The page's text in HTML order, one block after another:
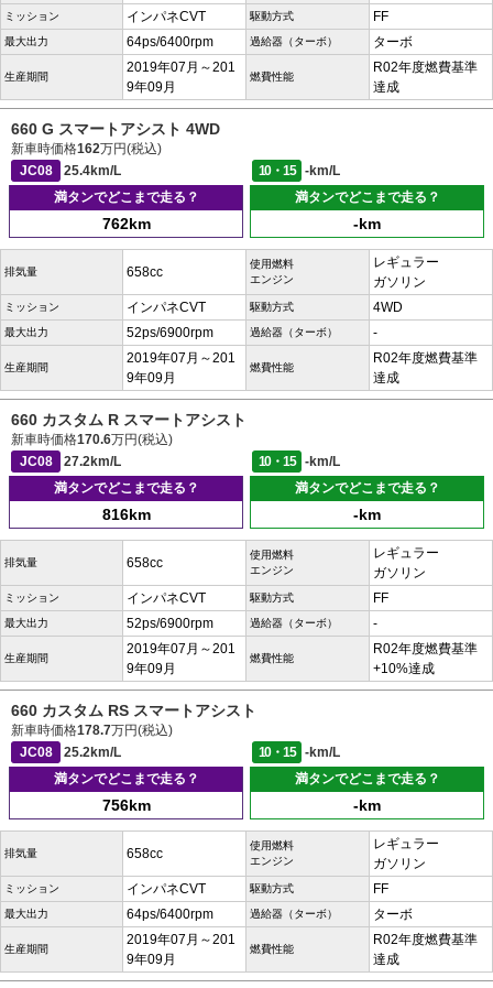
ミッション インパネCVT 駆動方式 FF
最大出力 64ps/6400rpm 過給器（ターボ） ターボ
生産期間
2019年07月～201
9年09月
燃費性能
R02年度燃費基準
達成
660 G スマートアシスト 4WD
新車時価格162万円(税込)
JC08
25.4km/L 10・15
-km/L
満タンでどこまで走る？
762km
満タンでどこまで走る？
-km
排気量 658cc
使用燃料
エンジン
レギュラー
ガソリン
ミッション インパネCVT 駆動方式 4WD
最大出力 52ps/6900rpm 過給器（ターボ） -
生産期間
2019年07月～201
9年09月
燃費性能
R02年度燃費基準
達成
660 カスタム R スマートアシスト
新車時価格170.6万円(税込)
JC08
27.2km/L 10・15
-km/L
満タンでどこまで走る？
816km
満タンでどこまで走る？
-km
排気量 658cc
使用燃料
エンジン
レギュラー
ガソリン
ミッション インパネCVT 駆動方式 FF
最大出力 52ps/6900rpm 過給器（ターボ） -
生産期間
2019年07月～201
9年09月
燃費性能
R02年度燃費基準
+10%達成
660 カスタム RS スマートアシスト
新車時価格178.7万円(税込)
JC08
25.2km/L 10・15
-km/L
満タンでどこまで走る？
756km
満タンでどこまで走る？
-km
排気量 658cc
使用燃料
エンジン
レギュラー
ガソリン
ミッション インパネCVT 駆動方式 FF
最大出力 64ps/6400rpm 過給器（ターボ） ターボ
生産期間
2019年07月～201
9年09月
燃費性能
R02年度燃費基準
達成